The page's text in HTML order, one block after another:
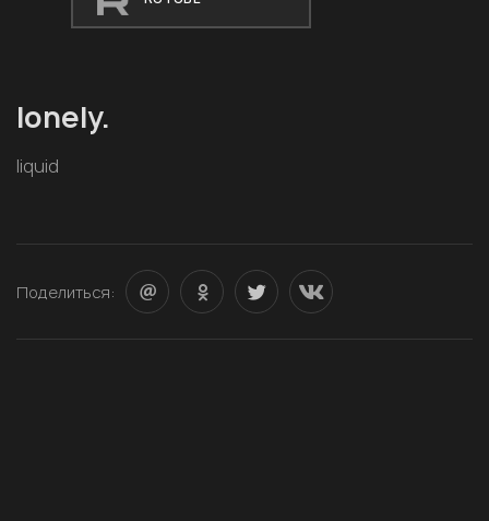
lonely.
liquid
Поделиться: